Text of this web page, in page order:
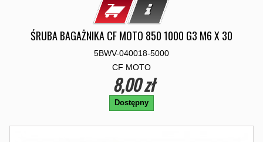
ŚRUBA BAGAŻNIKA CF MOTO 850 1000 G3 M6 X 30
5BWV-040018-5000
CF MOTO
8,00 zł
Dostępny